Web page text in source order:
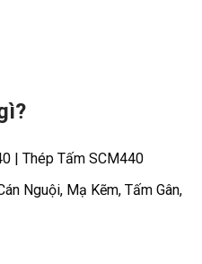
| Thép Tấm SCM440
Nguội, Mạ Kẽm, Tấm Gân,